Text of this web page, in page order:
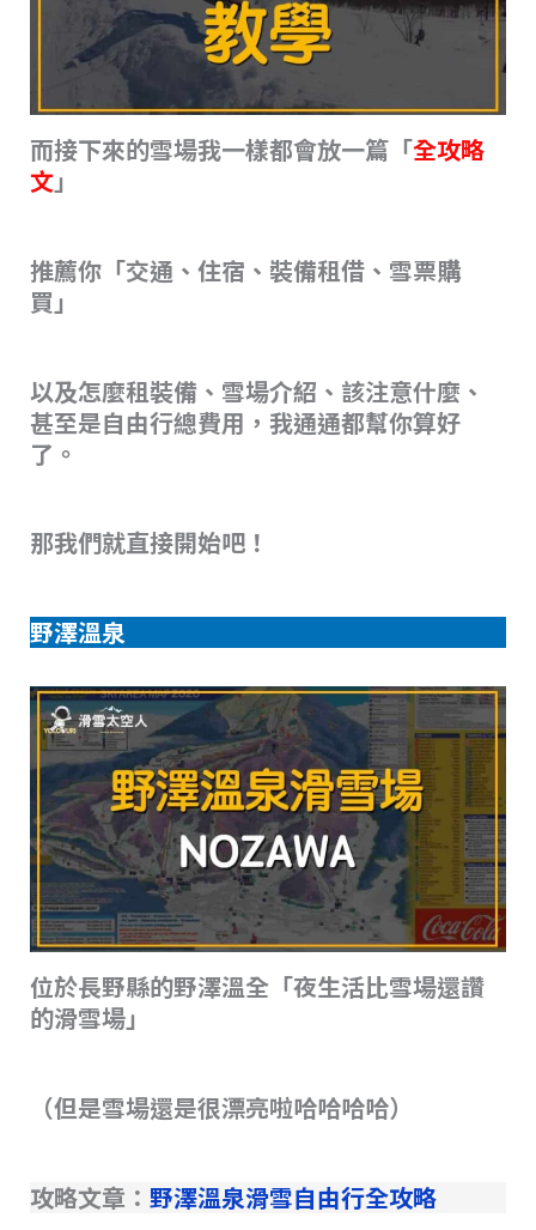
而接下來的雪場我一樣都會放一篇「全攻略
文」
推薦你「交通、住宿、裝備租借、雪票購
買」
以及怎麼租裝備、雪場介紹、該注意什麼、
甚至是自由行總費用，我通通都幫你算好
了。
那我們就直接開始吧！
野澤溫泉
位於長野縣的野澤溫全「夜生活比雪場還讚
的滑雪場」
（但是雪場還是很漂亮啦哈哈哈哈）
攻略文章： 野澤溫泉滑雪自由行全攻略